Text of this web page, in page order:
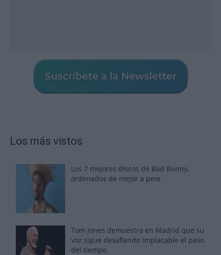
Los más vistos
Los 7 mejores discos de Bad Bunny,
ordenados de mejor a peor
Tom Jones demuestra en Madrid que su
voz sigue desafiando implacable el paso
del tiempo